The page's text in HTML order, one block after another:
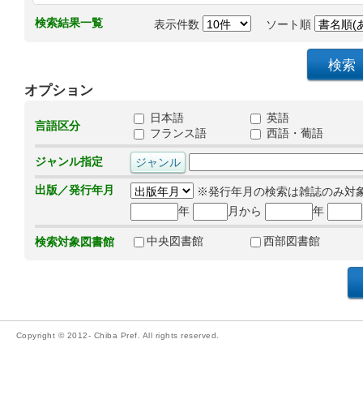
検索結果一覧 表示件数 ソート順
オプション
言語区分
日本語
英語
フランス語
西語・葡語
ジャンル指定
出版／発行年月
※発行年月の検索は雑誌のみ対
年
月から 年
検索対象図書館 中央図書館 西部図書館
Copyright © 2012- Chiba Pref. All rights reserved.